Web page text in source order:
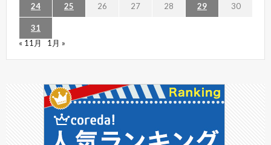
24 25 26 27 28 29 30
31
« 11月
1月 »